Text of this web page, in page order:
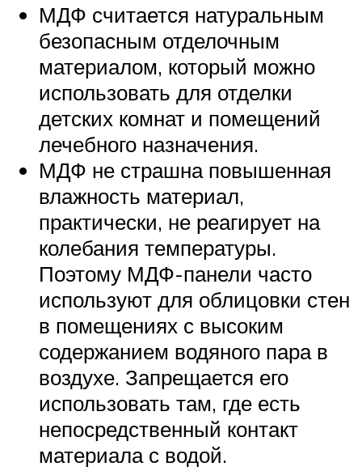
МДФ считается натуральным
безопасным отделочным
материалом, который можно
использовать для отделки
детских комнат и помещений
лечебного назначения.
МДФ не страшна повышенная
влажность материал,
практически, не реагирует на
колебания температуры.
Поэтому МДФ-панели часто
используют для облицовки стен
в помещениях с высоким
содержанием водяного пара в
воздухе. Запрещается его
использовать там, где есть
непосредственный контакт
материала с водой.